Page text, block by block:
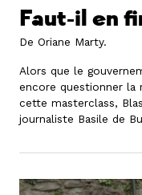
Faut-il en
De Oriane Marty.
Alors que le
encore questionner la
cette masterclass,
journaliste Basile de